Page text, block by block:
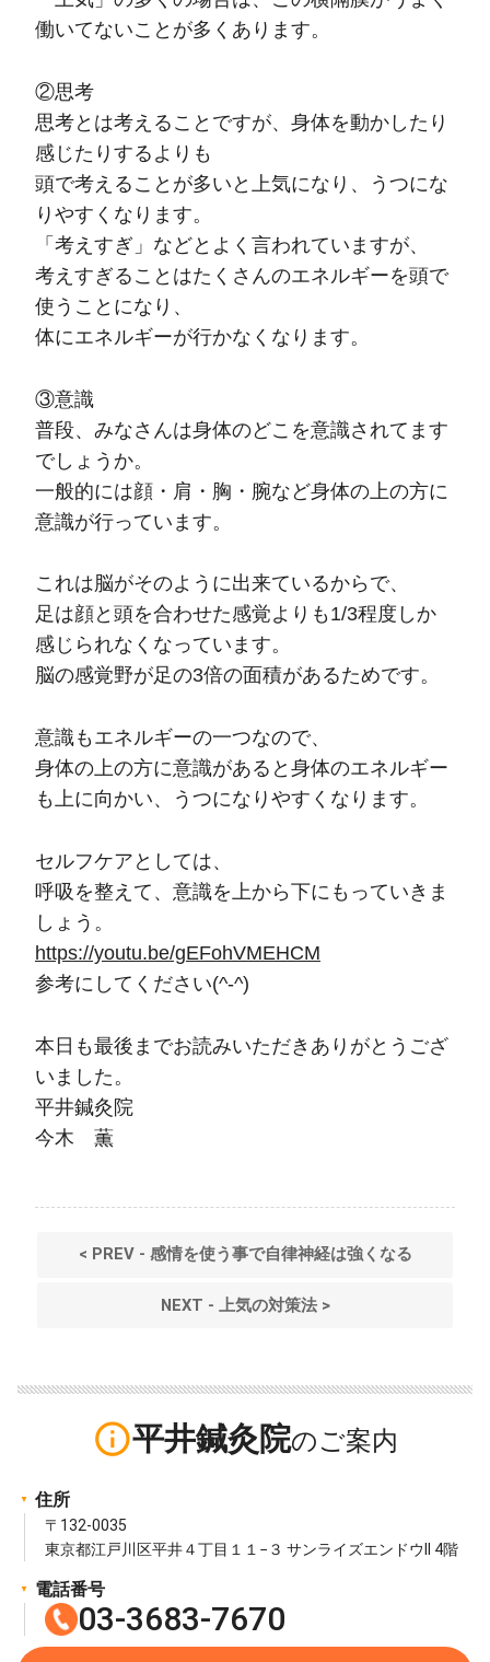
働いてないことが多くあります。
②思考
思考とは考えることですが、身体を動かしたり
感じたりするよりも
頭で考えることが多いと上気になり、うつにな
りやすくなります。
「考えすぎ」などとよく言われていますが、
考えすぎることはたくさんのエネルギーを頭で
使うことになり、
体にエネルギーが行かなくなります。
③意識
普段、みなさんは身体のどこを意識されてます
でしょうか。
一般的には顔・肩・胸・腕など身体の上の方に
意識が行っています。
これは脳がそのように出来ているからで、
足は顔と頭を合わせた感覚よりも1/3程度しか
感じられなくなっています。
脳の感覚野が足の3倍の面積があるためです。
意識もエネルギーの一つなので、
身体の上の方に意識があると身体のエネルギー
も上に向かい、うつになりやすくなります。
セルフケアとしては、
呼吸を整えて、意識を上から下にもっていきま
しょう。
https://youtu.be/gEFohVMEHCM
参考にしてください(^-^)
本日も最後までお読みいただきありがとうござ
いました。
平井鍼灸院
今木 薫
< PREV - 感情を使う事で自律神経は強くなる
NEXT - 上気の対策法 >
info_outline平井鍼灸院
住所
〒132-0035
東京都江戸川区平井４丁目１１−３ サンライズエンドウII 4階
電話番号
03-3683-7670